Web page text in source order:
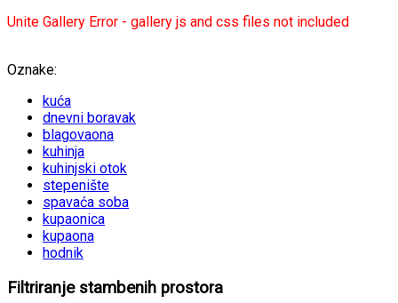
Unite Gallery Error - gallery js and css files not included
Oznake:
kuća
dnevni boravak
blagovaona
kuhinja
kuhinjski otok
stepenište
spavaća soba
kupaonica
kupaona
hodnik
Filtriranje stambenih prostora